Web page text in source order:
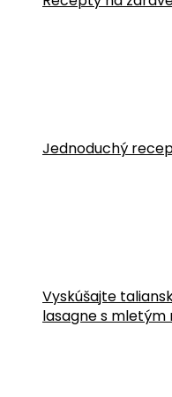
Jednoduchý
Vyskúšajte
lasagne s mletým